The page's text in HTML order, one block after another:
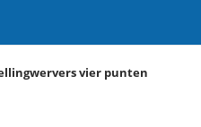
vier punten